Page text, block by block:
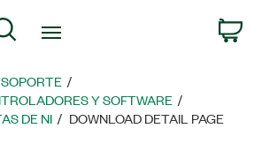
Búsqueda
SOPORTE
Y SOFTWARE
DE NI
DOWNLOAD DETAIL PAGE